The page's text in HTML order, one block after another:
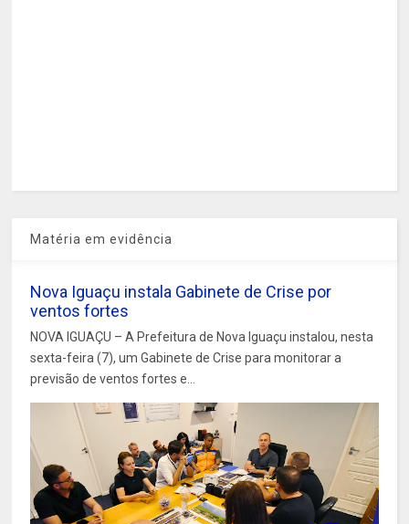
Matéria em evidência
Nova Iguaçu instala Gabinete de Crise por
ventos fortes
NOVA IGUAÇU – A Prefeitura de Nova Iguaçu instalou, nesta
sexta-feira (7), um Gabinete de Crise para monitorar a
previsão de ventos fortes e...